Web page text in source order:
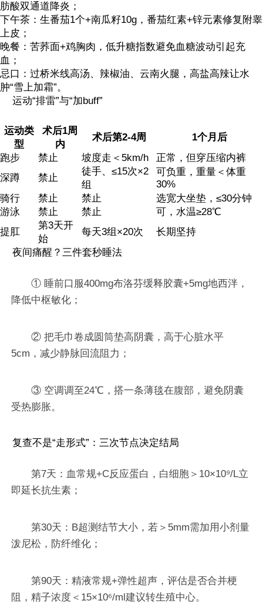
肪酸双通道降炎；
下午茶：生番茄1个+南瓜籽10g，番茄红素+锌元素修复附睾
上皮；
晚餐：苦荞面+鸡胸肉，低升糖指数避免血糖波动引起充
血；
忌口：过桥米线高汤、辣椒油、云南火腿，高盐高辣让水
肿“雪上加霜”。
运动“排雷”与“加buff”
运动类
型
术后1周
内
术后第2-4周
1个月后
跑步
禁止 坡度走＜5km/h
正常，但穿压缩内裤
深蹲
禁止
徒手、≤15次×2
组
可负重，重量＜体重
30%
骑行
禁止 禁止
选宽大坐垫，≤30分钟
游泳
禁止 禁止
可，水温≥28℃
提肛
第3天开
始
每天3组×20次
长期坚持
夜间痛醒？三件套秒睡法
① 睡前口服400mg布洛芬缓释胶囊+5mg地西泮，
降低中枢敏化；
② 把毛巾卷成圆筒垫高阴囊，高于心脏水平
5cm，减少静脉回流阻力；
③ 空调调至24℃，搭一条薄毯在腹部，避免阴囊
受热膨胀。
复查不是“走形式”：三次节点决定结局
第7天：血常规+C反应蛋白，白细胞＞10×10⁹/L立
即延长抗生素；
第30天：B超测结节大小，若＞5mm需加用小剂量
泼尼松，防纤维化；
第90天：精液常规+弹性超声，评估是否合并梗
阻，精子浓度＜15×10⁶/ml建议转生殖中心。